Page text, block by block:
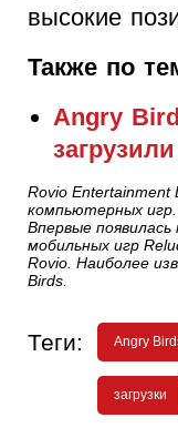
высокие
Также по
Angry
Rovio
компьютерных
Впервые
мобильных игр
Rovio. Наиболее
Birds.
Теги: Angry
загрузки